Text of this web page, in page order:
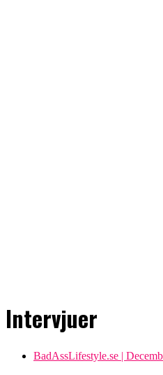
Intervjuer
BadAssLifestyle.se |